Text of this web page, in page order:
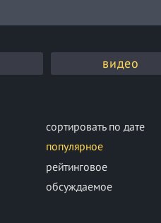
видео
сортировать по дате
популярное
рейтинговое
обсуждаемое